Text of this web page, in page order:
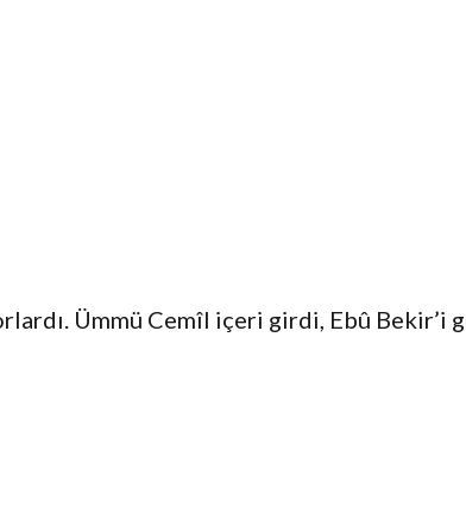
Ümmü Cemîl içeri girdi, Ebû Bekir’i